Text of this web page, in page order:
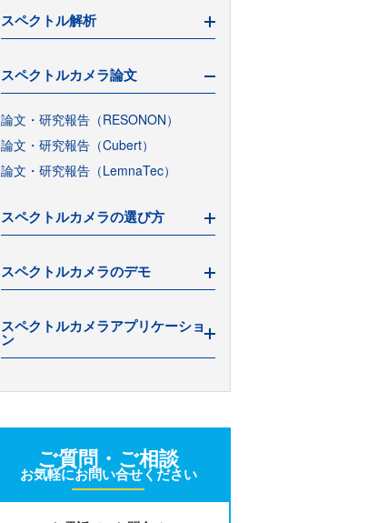
ハイパーとマルチの適材適所
レタスで実験してみた(1)（種まき
編）
スペクトルカメラ発展の歴史
スペクトルカメラのインライン導入
ハイパースペクトルカメラとは(１)
ハイパースペクトルカメラとは(３)
ハイパーとマルチの違い
動画ハイパースペクトルカメラ
分光カメラ関連用語解説
スペクトル解析
主成分分析(PCA)で物質の分類
部分的最小二乗回帰(PLS)で成分を定
スペクトルの多変量解析
多変量解析の実例
1.1 スペクトルデータの読み込み
1.2 スペクトルデータ画像表示
1.3 スペクトルグラフ表示
1.4 スペクトルビューア作成
2.1 前処理 ②ノイズ低減と特徴強調
スペクトルデータベースの調べ方
スペクトルカメラ論文
論文・研究報告（RESONON）
論文・研究報告（Cubert）
論文・研究報告（LemnaTec）
スペクトルカメラの選び方
スペクトルカメラの選び方
スペクトルカメラの選び方 2021年版
低価格マルチスペクトルカメラの実
スペクトルカメラのデモ
Pika実機撮影デモ
Pikaデータ分析デモ
スペクトルカメラアプリケーショ
ン
金属の劣化を読み解く新技術
SDGsと光学機器・センサー
ハイパースペクトルカメラ事例集
見えない異物を検出
ご質問・ご相談
お気軽にお問い合せください